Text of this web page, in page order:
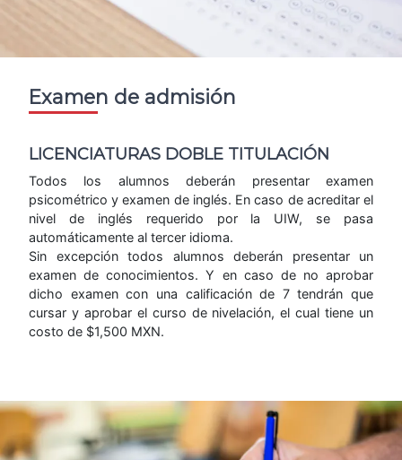
Examen de admisión
LICENCIATURAS DOBLE TITULACIÓN
Todos los alumnos deberán presentar examen
psicométrico y examen de inglés. En caso de acreditar el
nivel de inglés requerido por la UIW, se pasa
automáticamente al tercer idioma.
Sin excepción todos alumnos deberán presentar un
examen de conocimientos. Y en caso de no aprobar
dicho examen con una calificación de 7 tendrán que
cursar y aprobar el curso de nivelación, el cual tiene un
costo de $1,500 MXN.